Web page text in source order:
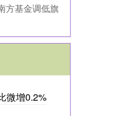
方基金调低旗
微增0.2%